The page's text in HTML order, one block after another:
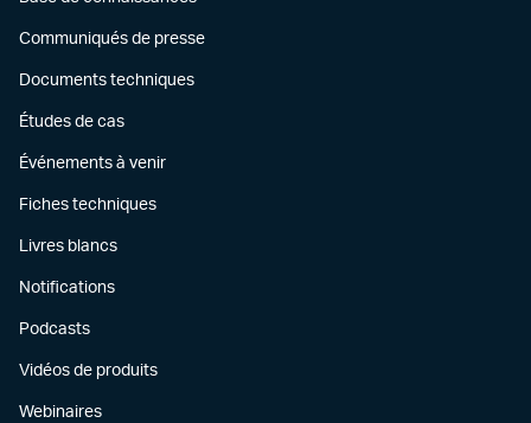
Communiqués de presse
Documents techniques
Études de cas
Événements à venir
Fiches techniques
Livres blancs
Notifications
Podcasts
Vidéos de produits
Webinaires